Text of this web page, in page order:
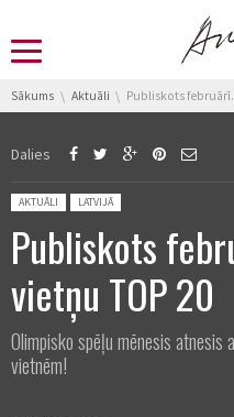
You are here:
Sākums Aktuāli Publiskots februārī apmeklētāko vietņu TOP 20
Dalies
Posted in:
AKTUĀLI LATVIJĀ
Publiskots
vietņu TOP 20
Olimpisko spēļu mēnesis atnesis
vietnēm!